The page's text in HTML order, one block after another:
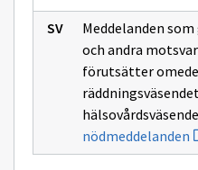
Meddelanden
och andra
förutsätter
nödmeddelanden